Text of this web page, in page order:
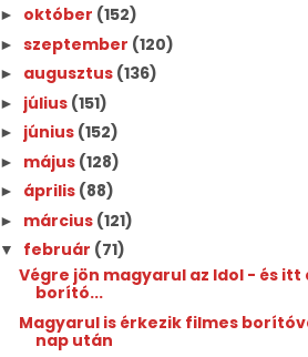
► október (152)
►szeptember (120)
► augusztus (136)
► július (151)
► június (152)
► május (128)
► április (88)
► március (121)
▼ február (71)
Végre jön magyarul az Idol - és itt
borító...
Magyarul is érkezik filmes
nap után